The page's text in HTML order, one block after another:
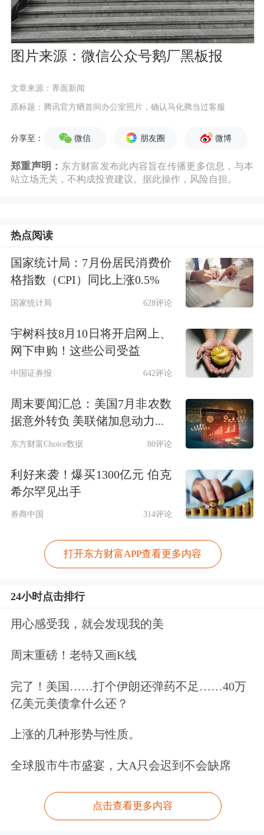
图片来源：微信公众号鹅厂黑板报
文章来源：界面新闻
原标题：腾讯官方晒首间办公室照片，确认马化腾当过客服
分享至： 微信 朋友圈 微博
郑重声明： 东方财富发布此内容旨在传播更多信息，与本
站立场无关，不构成投资建议。据此操作，风险自担。
热点阅读
国家统计局：7月份居民消费价
格指数（CPI）同比上涨0.5%
国家统计局 628评论
宇树科技8月10日将开启网上、
网下申购！这些公司受益
中国证券报 642评论
周末要闻汇总：美国7月非农数
据意外转负 美联储加息动力...
东方财富Choice数据 80评论
利好来袭！爆买1300亿元 伯克
希尔罕见出手
券商中国 314评论
打开东方财富APP查看更多内容
24小时点击排行
用心感受我，就会发现我的美
周末重磅！老特又画K线
完了！美国……打个伊朗还弹药不足……40万
亿美元美债拿什么还？
上涨的几种形势与性质。
全球股市牛市盛宴，大A只会迟到不会缺席
点击查看更多内容